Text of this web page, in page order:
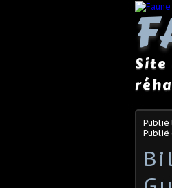
Site
Publié
Publié